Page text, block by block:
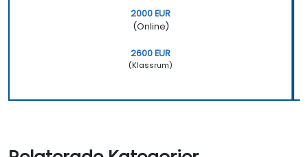
2000 EUR
(Online)
2600 EUR
(Klassrum)